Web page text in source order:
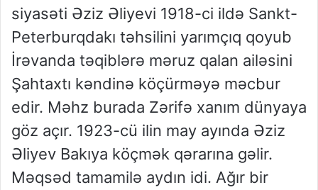
siyasəti Əziz Əliyevi 1918-ci ildə Sankt-
Peterburqdakı təhsilini yarımçıq qoyub
İrəvanda təqiblərə məruz qalan ailəsini
Şahtaxtı kəndinə köçürməyə məcbur
edir. Məhz burada Zərifə xanım dünyaya
göz açır. 1923-cü ilin may ayında Əziz
Əliyev Bakıya köçmək qərarına gəlir.
Məqsəd tamamilə aydın idi. Ağır bir